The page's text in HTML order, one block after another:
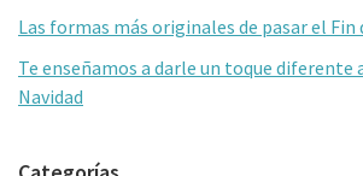
Las formas más originales de pasar el Fin
Te enseñamos a darle un toque diferente
Navidad